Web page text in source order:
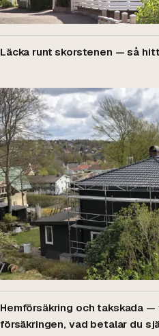
Läcka runt skorstenen — så
Hemförsäkring och takskada
försäkringen, vad betalar du